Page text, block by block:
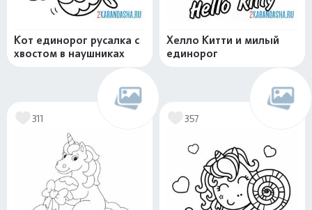
Кот единорог русалка с
хвостом в наушниках
Хелло Китти и милый
единорог
311 357